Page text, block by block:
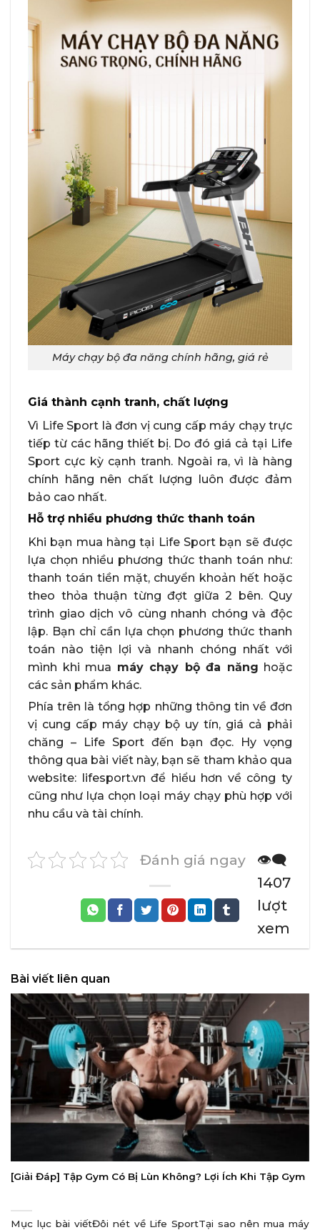
Máy chạy bộ đa năng chính hãng, giá rẻ
Giá thành cạnh tranh, chất lượng
Vì Life Sport là đơn vị cung cấp máy chạy trực
tiếp từ các hãng thiết bị. Do đó giá cả tại Life
Sport cực kỳ cạnh tranh. Ngoài ra, vì là hàng
chính hãng nên chất lượng luôn được đảm
bảo cao nhất.
Hỗ trợ nhiều phương thức thanh toán
Khi bạn mua hàng tại Life Sport bạn sẽ được
lựa chọn nhiều phương thức thanh toán như:
thanh toán tiền mặt, chuyển khoản hết hoặc
theo thỏa thuận từng đợt giữa 2 bên. Quy
trình giao dịch vô cùng nhanh chóng và độc
lập. Bạn chỉ cần lựa chọn phương thức thanh
toán nào tiện lợi và nhanh chóng nhất với
mình khi mua máy chạy bộ đa năng hoặc
các sản phẩm khác.
Phía trên là tổng hợp những thông tin về đơn
vị cung cấp máy chạy bộ uy tín, giá cả phải
chăng – Life Sport đến bạn đọc. Hy vọng
thông qua bài viết này, bạn sẽ tham khảo qua
website: lifesport.vn để hiểu hơn về công ty
cũng như lựa chọn loại máy chạy phù hợp với
nhu cầu và tài chính.
Đánh giá ngay
👁️‍🗨️
1407
lượt
xem
Bài viết liên quan
[Giải Đáp] Tập Gym Có Bị Lùn Không? Lợi Ích Khi Tập Gym
Mục lục bài viếtĐôi nét về Life SportTại sao nên mua máy